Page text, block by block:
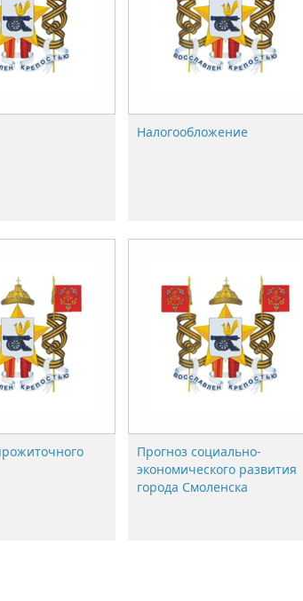
Налогообложение
Прогноз социально-
экономического развития
города Смоленска